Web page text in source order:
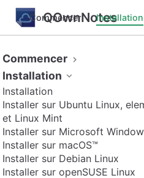
QOwnNotes
Commencer Installation
Commencer
Installation
Installation
Installer sur Ubuntu Linux,
et Linux Mint
Installer sur Microsoft
Installer sur macOS™
Installer sur Debian Linux
Installer sur openSUSE Linux